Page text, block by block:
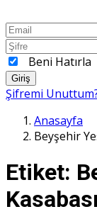
Beni Hatırla
Giriş
Şifremi
Anasayfa
Beyşehir
Etiket:
Kasabası